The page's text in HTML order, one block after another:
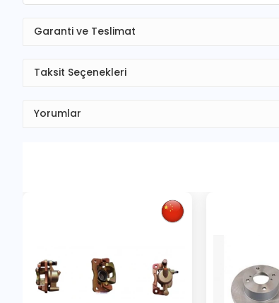
Garanti ve Teslimat
Taksit Seçenekleri
Yorumlar